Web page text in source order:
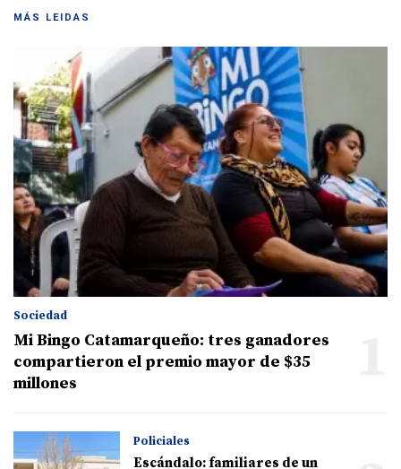
MÁS LEIDAS
Sociedad
Mi Bingo Catamarqueño: tres ganadores
compartieron el premio mayor de $35
millones
Policiales
Escándalo: familiares de un